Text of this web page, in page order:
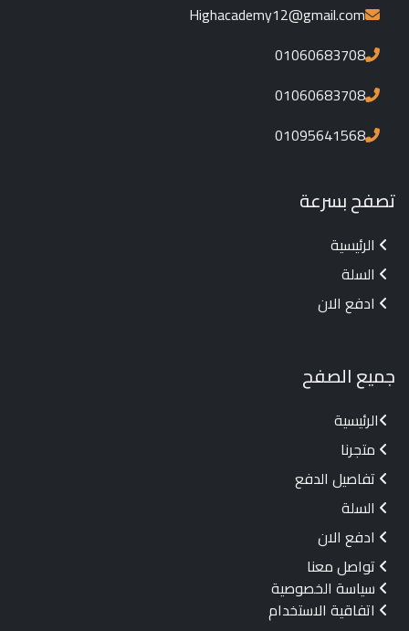
Highacademy12@gmail.com
01060683708
01060683708
01095641568
تصفح بسرعة
الرئيسية
السلة
ادفع الان
جميع الصفح
الرئيسية
متجرنا
تفاصيل الدفع
السلة
ادفع الان
تواصل معنا
سياسة الخصوصية
اتفاقية الاستخدام